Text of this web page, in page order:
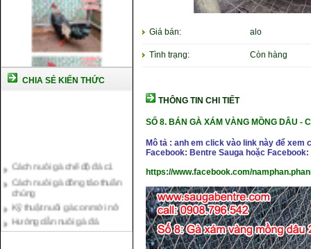
CHIA SẺ KIẾN THỨC
Cách nuôi gà đông tảo thuần
chủng
Kỹ thuật nuôi gà con mới nở
Hướng dẫn nuôi gà đá
Tại sao bạn cần biết cách nuôi
gà chọi ?
Giá bán: alo
Tình trạng: Còn hàng
THÔNG TIN CHI TIẾT
SỐ 8.BÁN GÀ XÁM VÀNG MỒNG DÂU -
Mô tả : anh em click vào link này để
Facebook: Bentre Sauga hoặc Facebook:
https://www.facebook.com/